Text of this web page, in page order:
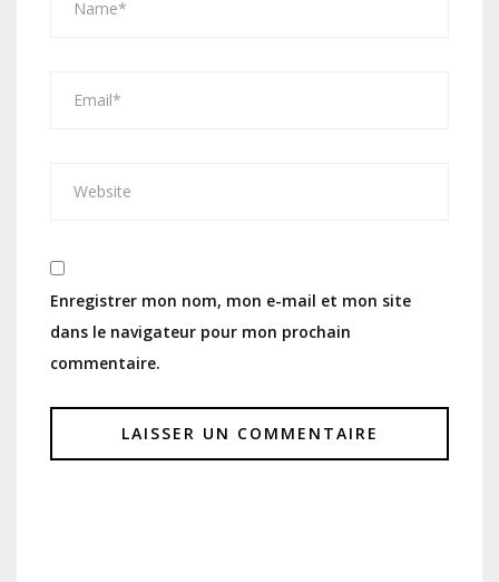
Enregistrer mon nom, mon e-mail et mon site
dans le navigateur pour mon prochain
commentaire.